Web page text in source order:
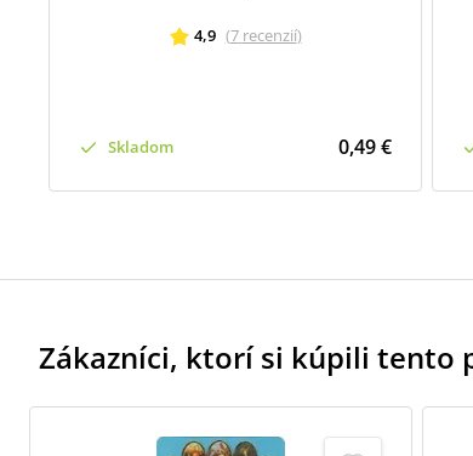
4,9 (7 recenzií)
Skladom 0,49 €
Zákazníci, ktorí si kúpili tento